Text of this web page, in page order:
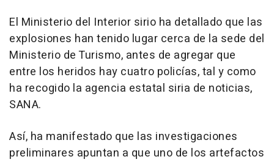
El Ministerio del Interior sirio ha detallado que las
explosiones han tenido lugar cerca de la sede del
Ministerio de Turismo, antes de agregar que
entre los heridos hay cuatro policías, tal y como
ha recogido la agencia estatal siria de noticias,
SANA.
Así, ha manifestado que las investigaciones
preliminares apuntan a que uno de los artefactos